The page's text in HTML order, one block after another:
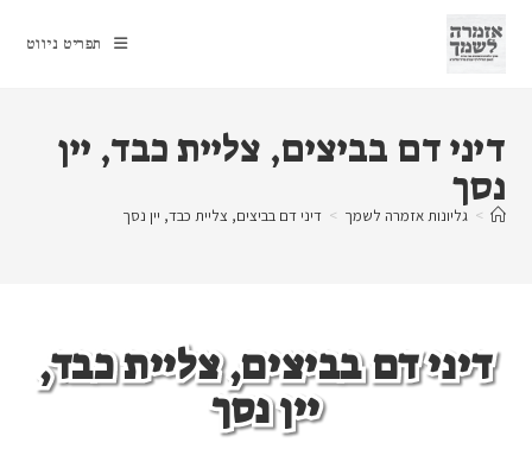
content
תפריט ניווט
דיני דם בביצים, צליית כבד, יין
נסך
> גליונות אזמרה לשמך > דיני דם בביצים, צליית כבד, יין נסך
דיני דם בביצים, צליית כבד,
יין נסך